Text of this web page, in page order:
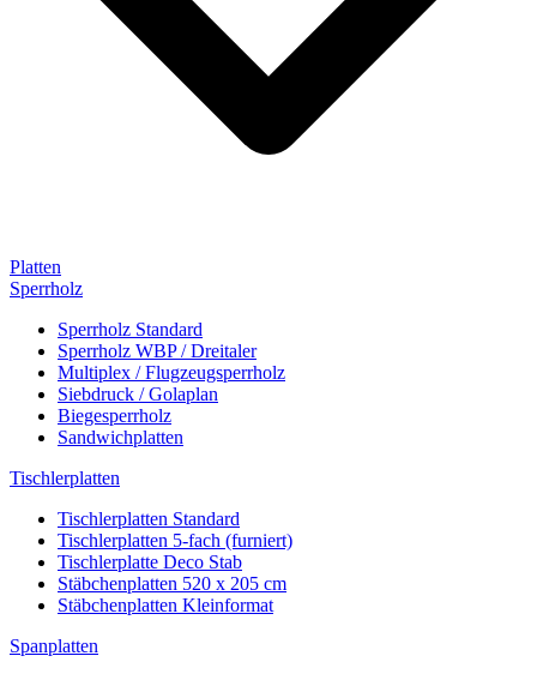
Platten
Sperrholz
Sperrholz Standard
Sperrholz WBP / Dreitaler
Multiplex / Flugzeugsperrholz
Siebdruck / Golaplan
Biegesperrholz
Sandwichplatten
Tischlerplatten
Tischlerplatten Standard
Tischlerplatten 5-fach (furniert)
Tischlerplatte Deco Stab
Stäbchenplatten 520 x 205 cm
Stäbchenplatten Kleinformat
Spanplatten